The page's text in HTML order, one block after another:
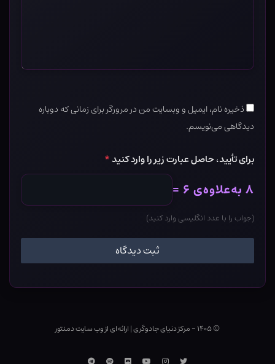
ذخیره نام، ایمیل و وبسایت من در مرورگر برای زمانی که دوباره
دیدگاهی می‌نویسم.
برای تأیید، حاصل عبارت زیر را وارد کنید*
۸ به‌علاوه‌ی ۶ =
(جواب را با عدد انگلیسی وارد کنید)
© ۱۴۰۵ - مرکز دنیای جادوگری |ارائه‌ای از وب ‌سایت دمنتور
توییتراینستاگرامیوتوبDiscordاسپاتیفایتلگرام